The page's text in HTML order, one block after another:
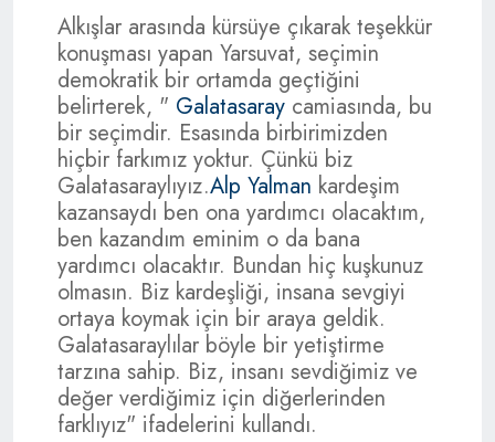
Alkışlar arasında kürsüye çıkarak teşekkür
konuşması yapan Yarsuvat, seçimin
demokratik bir ortamda geçtiğini
belirterek, " Galatasaray camiasında, bu
bir seçimdir. Esasında birbirimizden
hiçbir farkımız yoktur. Çünkü biz
Galatasaraylıyız.Alp Yalman kardeşim
kazansaydı ben ona yardımcı olacaktım,
ben kazandım eminim o da bana
yardımcı olacaktır. Bundan hiç kuşkunuz
olmasın. Biz kardeşliği, insana sevgiyi
ortaya koymak için bir araya geldik.
Galatasaraylılar böyle bir yetiştirme
tarzına sahip. Biz, insanı sevdiğimiz ve
değer verdiğimiz için diğerlerinden
farklıyız" ifadelerini kullandı.